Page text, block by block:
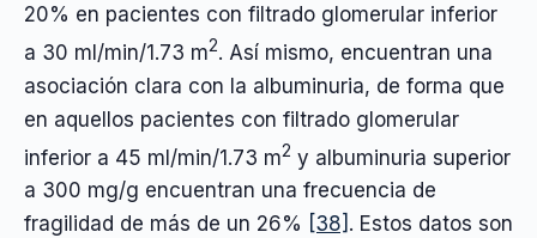
20% en pacientes con filtrado glomerular inferior
a 30 ml/min/1.73 m2. Así mismo, encuentran una
asociación clara con la albuminuria, de forma que
en aquellos pacientes con filtrado glomerular
inferior a 45 ml/min/1.73 m2 y albuminuria superior
a 300 mg/g encuentran una frecuencia de
fragilidad de más de un 26% [38] . Estos datos son